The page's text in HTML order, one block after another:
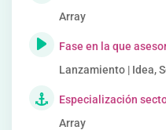
Array
Fase en la que
Lanzamiento | Idea,
Especialización
Array